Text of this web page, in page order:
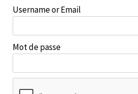
Username or Email
Mot de passe